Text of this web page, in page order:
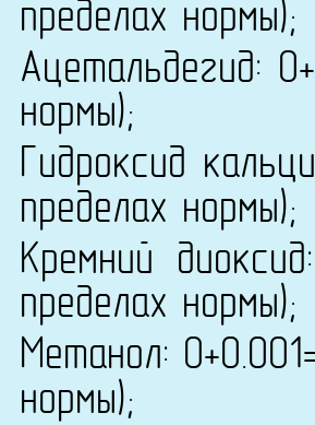
пределах нормы);
Ацетальдегид:
нормы);
Гидроксид
пределах нормы);
Кремний
пределах нормы);
Метанол:
нормы);